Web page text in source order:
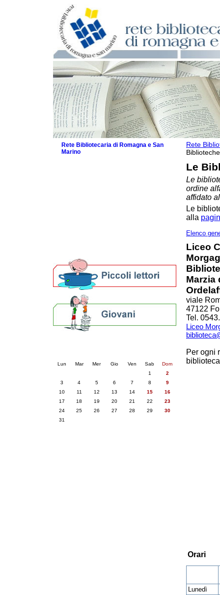
Rete
Biblioteche
Le
Le
ordine
affidato
Le
alla
Elenco
Liceo
Marzia
viale
47122
Tel.
Liceo
Per ogni
Orari
Lunedì
Rete Bibliotecaria di Romagna e San
Marino
Lun Mar Mer Gio Ven Sab
Dom
1
2
3
4 5 6 7 8
9
10
11 12 13 14 15
16
17
18 19 20 21 22
23
24
25 26 27 28 29
30
31